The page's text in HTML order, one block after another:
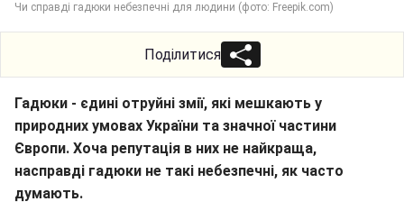
Чи справді гадюки небезпечні для людини (фото: Freepik.com)
Поділитися
Гадюки - єдині отруйні змії, які мешкають у
природних умовах України та значної частини
Європи. Хоча репутація в них не найкраща,
насправді гадюки не такі небезпечні, як часто
думають.